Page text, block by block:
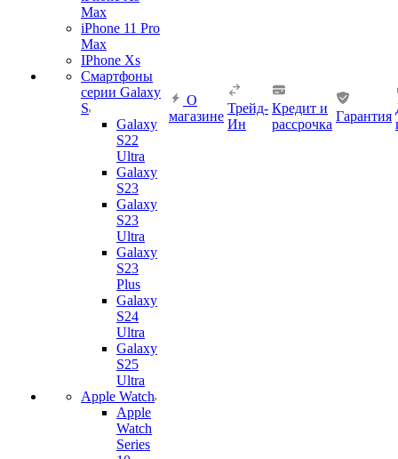
Max
iPhone 11 Pro
Max
IPhone Xs
Смартфоны
серии Galaxy
S
Galaxy
S22
Ultra
Galaxy
S23
Galaxy
S23
Ultra
Galaxy
S23
Plus
Galaxy
S24
Ultra
Galaxy
S25
Ultra
Apple Watch
Apple
Watch
Series
О
магазине
Трейд-
Ин
Кредит и
рассрочка
Гарантия